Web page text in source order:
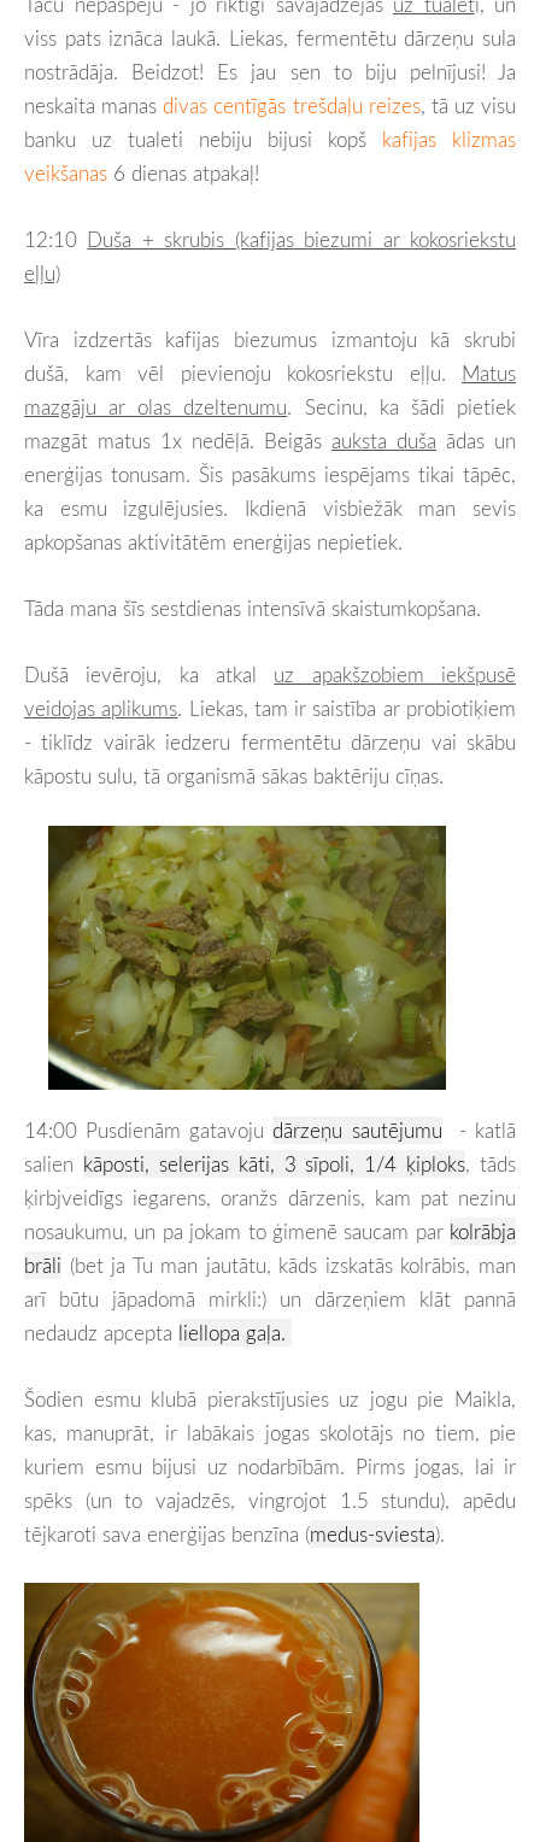
viss pats iznāca laukā. Liekas, fermentētu dārzeņu sula
nostrādāja. Beidzot! Es jau sen to biju pelnījusi! Ja
neskaita manas divas centīgās trešdaļu reizes, tā uz visu
banku uz tualeti nebiju bijusi kopš kafijas klizmas
veikšanas 6 dienas atpakaļ!
12:10 Duša + skrubis (kafijas biezumi ar kokosriekstu
eļļu)
Vīra izdzertās kafijas biezumus izmantoju kā skrubi
dušā, kam vēl pievienoju kokosriekstu eļļu. Matus
mazgāju ar olas dzeltenumu. Secinu, ka šādi pietiek
mazgāt matus 1x nedēļā. Beigās auksta duša ādas un
enerģijas tonusam. Šis pasākums iespējams tikai tāpēc,
ka esmu izgulējusies. Ikdienā visbiežāk man sevis
apkopšanas aktivitātēm enerģijas nepietiek.
Tāda mana šīs sestdienas intensīvā skaistumkopšana.
Dušā ievēroju, ka atkal uz apakšzobiem iekšpusē
veidojas aplikums. Liekas, tam ir saistība ar probiotiķiem
- tiklīdz vairāk iedzeru fermentētu dārzeņu vai skābu
kāpostu sulu, tā organismā sākas baktēriju cīņas.
14:00 Pusdienām gatavoju dārzeņu sautējumu - katlā
salien kāposti, selerijas kāti, 3 sīpoli, 1/4 ķiploks, tāds
ķirbjveidīgs iegarens, oranžs dārzenis, kam pat nezinu
nosaukumu, un pa jokam to ģimenē saucam par kolrābja
brāli (bet ja Tu man jautātu, kāds izskatās kolrābis, man
arī būtu jāpadomā mirkli:) un dārzeņiem klāt pannā
nedaudz apcepta liellopa gaļa.
Šodien esmu klubā pierakstījusies uz jogu pie Maikla,
kas, manuprāt, ir labākais jogas skolotājs no tiem, pie
kuriem esmu bijusi uz nodarbībām. Pirms jogas, lai ir
spēks (un to vajadzēs, vingrojot 1.5 stundu), apēdu
tējkaroti sava enerģijas benzīna (medus-sviesta).